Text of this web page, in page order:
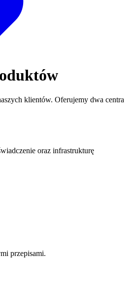
klientów. Oferujemy dwa centra
oraz infrastrukturę
przepisami.